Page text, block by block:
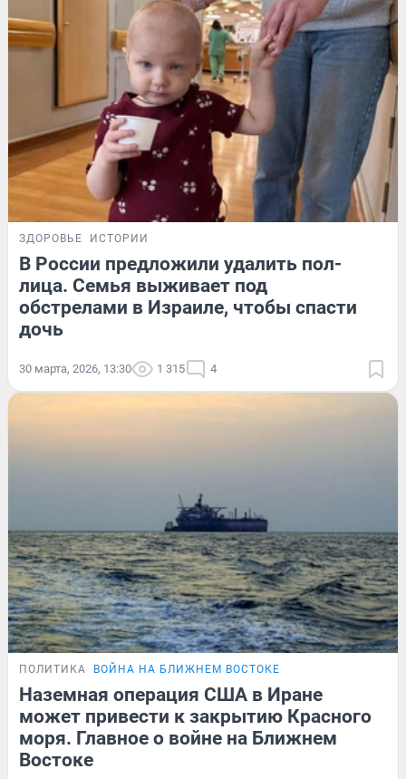
ЗДОРОВЬЕ ИСТОРИИ
В России предложили удалить пол-
лица. Семья выживает под
обстрелами в Израиле, чтобы спасти
дочь
30 марта, 2026, 13:30 1 315 4
ПОЛИТИКА ВОЙНА НА БЛИЖНЕМ ВОСТОКЕ
Наземная операция США в Иране
может привести к закрытию Красного
моря. Главное о войне на Ближнем
Востоке